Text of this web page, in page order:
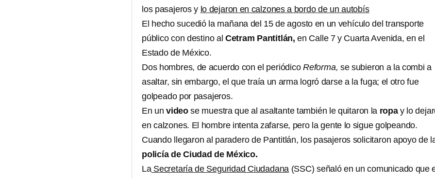
los pasajeros y lo dejaron en calzones a bordo de un autobís
El hecho sucedió la mañana del 15 de agosto en un vehículo del transporte
público con destino al Cetram Pantitlán, en Calle 7 y Cuarta Avenida, en el
Estado de México.
Dos hombres, de acuerdo con el periódico Reforma, se subieron a la combi a
asaltar, sin embargo, el que traía un arma logró darse a la fuga; el otro fue
golpeado por pasajeros.
En un videose muestra que al asaltante también le quitaron la ropay lo
en calzones. El hombre intenta zafarse, pero la gente lo sigue golpeando.
Cuando llegaron al paradero de Pantitlán, los pasajeros solicitaron apoyo de
policía de Ciudad de México.
LaSecretaría de Seguridad Ciudadana (SSC) señaló en un comunicado que